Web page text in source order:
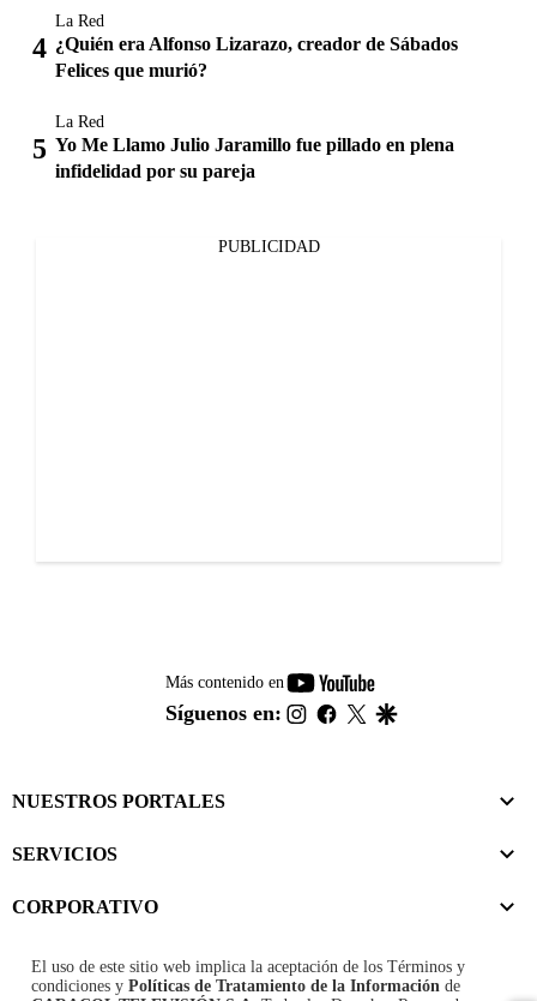
La Red
¿Quién era Alfonso Lizarazo, creador de Sábados
Felices que murió?
La Red
Yo Me Llamo Julio Jaramillo fue pillado en plena
infidelidad por su pareja
PUBLICIDAD
Más contenido en
youtube-
footer
Síguenos en: instagram
facebook
twitter
NUESTROS PORTALES
SERVICIOS
CORPORATIVO
El uso de este sitio web implica la aceptación de los Términos y
condiciones y Políticas de Tratamiento de la Información de